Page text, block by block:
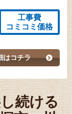
工事費
コミコミ価格
はコチラ
続ける